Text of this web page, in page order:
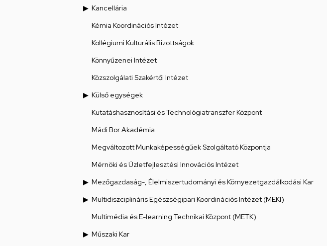
Kancellária
Kémia Koordinációs Intézet
Kollégiumi Kulturális Bizottságok
Könnyűzenei Intézet
Közszolgálati Szakértői Intézet
Külső egységek
Kutatáshasznosítási és Technológiatranszfer Központ
Mádi Bor Akadémia
Megváltozott Munkaképességűek Szolgáltató Központja
Mérnöki és Üzletfejlesztési Innovációs Intézet
Mezőgazdaság-, Élelmiszertudományi és Környezetgazdálkodási Kar
Multidiszciplináris Egészségipari Koordinációs Intézet (MEKI)
Multimédia és E-learning Technikai Központ (METK)
Műszaki Kar